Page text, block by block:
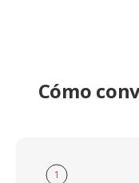
Cómo
1